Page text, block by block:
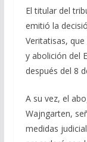
El titular del
emitió la
Veritatisas,
y abolición del
después del 8
A su vez, el
Wajngarten,
medidas